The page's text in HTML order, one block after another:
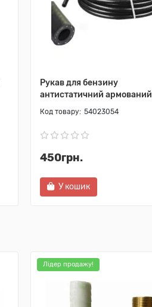
Рукав для бензину
антистатичний армований
54023054
450грн.
У кошик
Лідер продажу!